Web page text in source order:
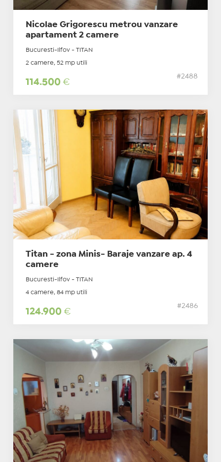
Nicolae Grigorescu metrou vanzare
apartament 2 camere
Bucuresti-Ilfov - TITAN
2 camere, 52 mp utili
114.500 €
#2488
Titan - zona Minis- Baraje vanzare ap. 4
camere
Bucuresti-Ilfov - TITAN
4 camere, 84 mp utili
124.900 €
#2486